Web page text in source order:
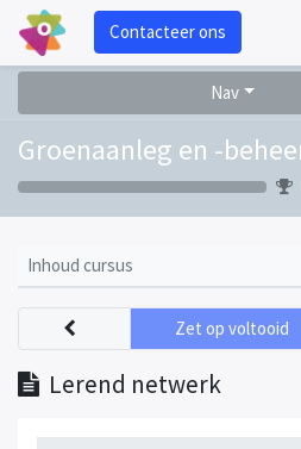
Contacteer ons
Nav
Groenaanleg en -
Inhoud cursus
Lerend netwerk
Zet op voltooid